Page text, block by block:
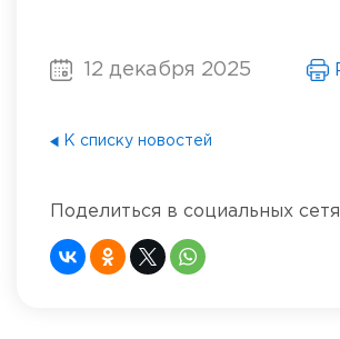
12 декабря 2025
К списку новостей
Поделиться в социальных